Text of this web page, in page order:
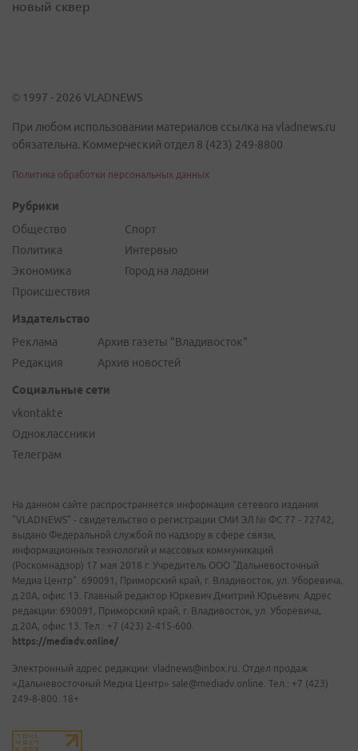
новый сквер
© 1997 - 2026 VLADNEWS
При любом использовании материалов ссылка на vladnews.ru
обязательна. Коммерческий отдел 8 (423) 249-8800
Политика обработки персональных данных
Рубрики
Общество
Политика
Экономика
Происшествия
Спорт
Интервью
Город на ладони
Издательство
Реклама
Редакция
Архив газеты "Владивосток"
Архив новостей
Социальные сети
vkontakte
Одноклассники
Телеграм
На данном сайте распространяется информация сетевого издания
"VLADNEWS" - свидетельство о регистрации СМИ ЭЛ № ФС 77 - 72742,
выдано Федеральной службой по надзору в сфере связи,
информационных технологий и массовых коммуникаций
(Роскомнадзор) 17 мая 2018 г. Учредитель ООО "Дальневосточный
Медиа Центр". 690091, Приморский край, г. Владивосток, ул. Уборевича,
д.20А, офис 13. Главный редактор Юркевич Дмитрий Юрьевич. Адрес
редакции: 690091, Приморский край, г. Владивосток, ул. Уборевича,
д.20А, офис 13. Тел.: +7 (423) 2-415-600.
https://mediadv.online/
Электронный адрес редакции: vladnews@inbox.ru. Отдел продаж
«Дальневосточный Медиа Центр» sale@mediadv.online. Тел.: +7 (423)
249-8-800. 18+